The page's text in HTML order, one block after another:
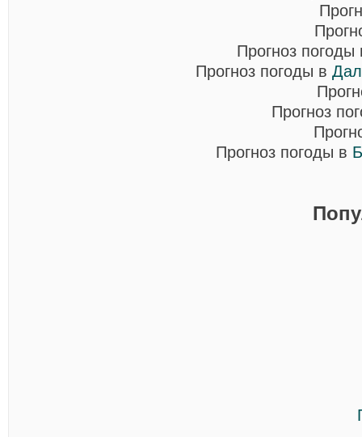
Прогноз
Прогноз погоды в
Прогноз
Прогноз погоды в